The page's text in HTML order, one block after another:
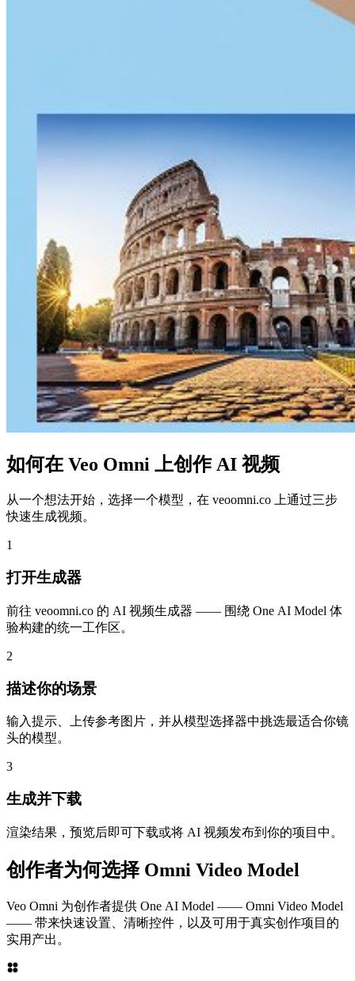
如何在 Veo Omni 上创作 AI 视频
从一个想法开始，选择一个模型，在 veoomni.co 上通过三步
快速生成视频。
1
打开生成器
前往 veoomni.co 的 AI 视频生成器 —— 围绕 One AI Model 体
验构建的统一工作区。
2
描述你的场景
输入提示、上传参考图片，并从模型选择器中挑选最适合你镜
头的模型。
3
生成并下载
渲染结果，预览后即可下载或将 AI 视频发布到你的项目中。
创作者为何选择 Omni Video Model
Veo Omni 为创作者提供 One AI Model —— Omni Video Model
—— 带来快速设置、清晰控件，以及可用于真实创作项目的
实用产出。